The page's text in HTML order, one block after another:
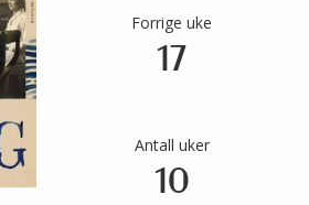
Forrige uke
17
Antall uker
10